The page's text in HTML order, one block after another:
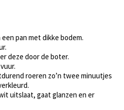
pan met dikke bodem.
deze door de boter.
roeren zo’n twee minuutjes
uitslaat, gaat glanzen en er